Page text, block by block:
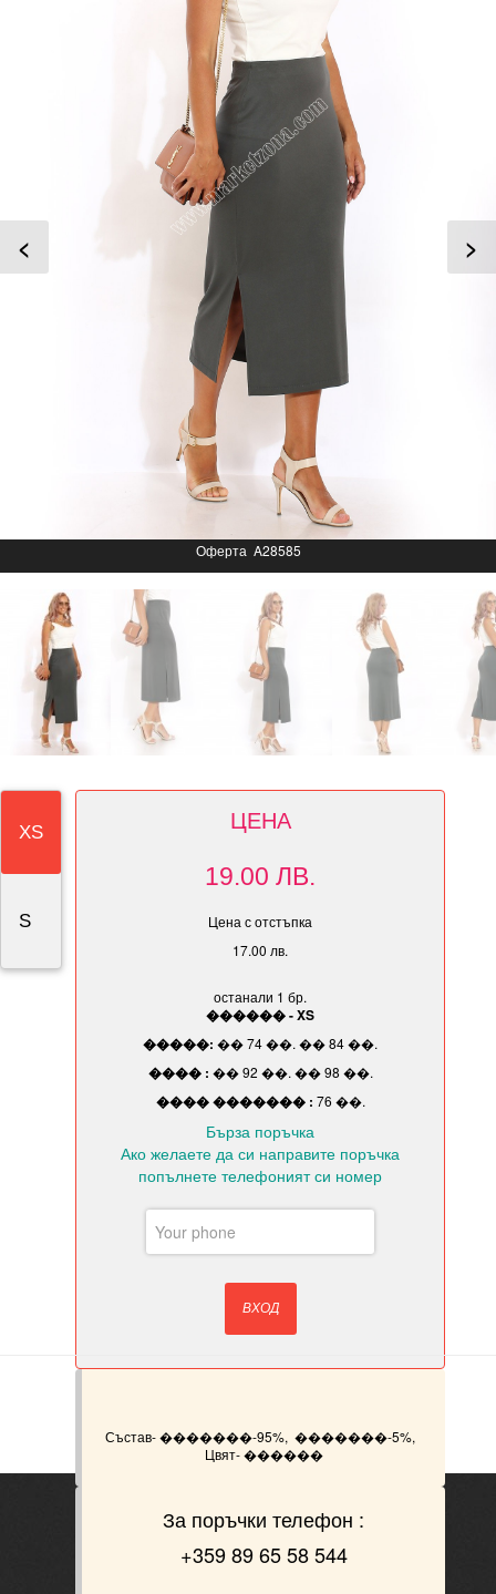
< >
Оферта A28585
XS
S
ЦЕНА
19.00 ЛВ.
Цена с отстъпка
17.00 лв.
останали 1 бр.
������ - XS
�����: �� 74 ��. �� 84 ��.
���� : �� 92 ��. �� 98 ��.
���� ������� : 76 ��.
Бърза поръчка
Ако желаете да си направите поръчка
попълнете телефоният си номер
ВХОД
Състав- �������-95%, �������-5%,
Цвят- ������
За поръчки телефон :
+359 89 65 58 544